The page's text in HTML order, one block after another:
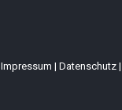
Impressum | Datenschutz |